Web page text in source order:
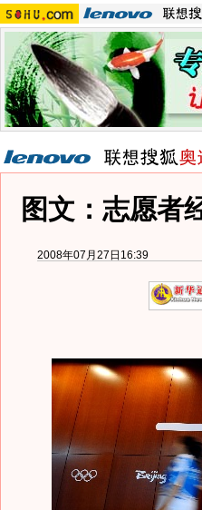
图文：志愿者
2008年07月27日16:39